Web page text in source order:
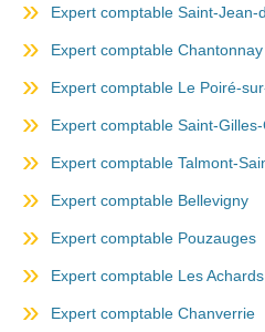
Expert comptable Saint-Jean-
Expert comptable Chantonnay
Expert comptable Le Poiré-
Expert comptable Saint-
Expert comptable Talmont-
Expert comptable Bellevigny
Expert comptable Pouzauges
Expert comptable Les Achards
Expert comptable Chanverrie